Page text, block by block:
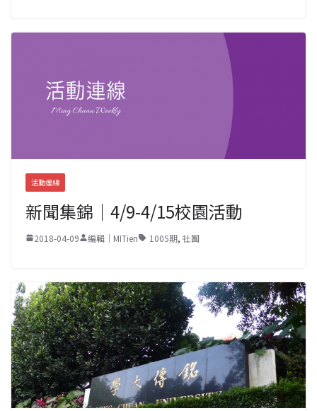
活動連線
新聞集錦｜4/9-4/15校園活動
2018-04-09 編輯｜MITien 1005期, 社團